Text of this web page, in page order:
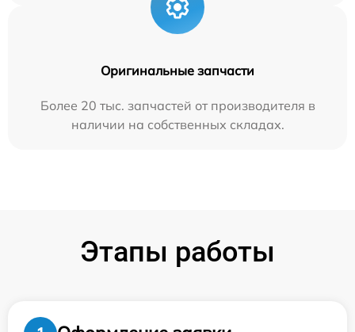
Оригинальные запчасти
Более 20 тыс. запчастей от производителя в
наличии на собственных складах.
Этапы работы